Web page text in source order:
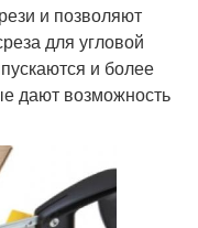
и позволяют
для угловой
и более
дают возможность